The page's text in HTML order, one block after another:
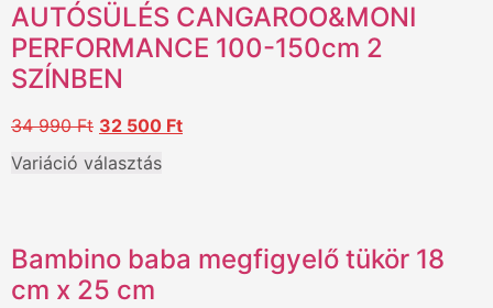
AUTÓSÜLÉS CANGAROO&MONI
PERFORMANCE 100-150cm 2
SZÍNBEN
34 990Ft 32 500 Ft
Variáció választás
Bambino baba megfigyelő tükör 18
cm x 25 cm